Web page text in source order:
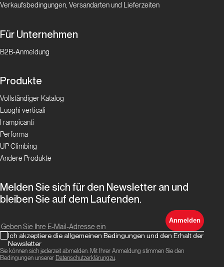
Possessione
sull’Eiger
Top Routes
Ratatat
e
Top Routes
Meltdown
Verkaufsbedingungen, Versandarten und Lieferzeiten
Für Unternehmen
B2B-Anmeldung
Produkte
Vollständiger Katalog
Luoghi verticali
I rampicanti
Performa
UP Climbing
Andere Produkte
Melden Sie sich für den Newsletter an und
bleiben Sie auf dem Laufenden.
Anmelden
Ich akzeptiere die allgemeinen Bedingungen und den Erhalt der
Newsletter
Sie können sich jederzeit abmelden. Mit Ihrer Anmeldung stimmen Sie den
Bedingungen unserer Datenschutzerklärungzu